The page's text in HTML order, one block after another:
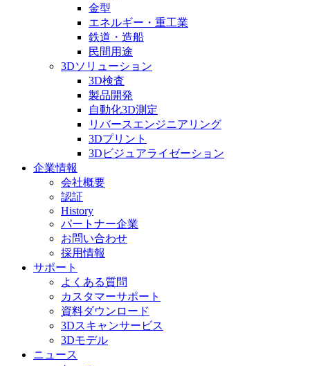
金型
エネルギー・重工業
鉄道・造船
民間用途
3Dソリューション
3D検査
製品開発
自動化3D測定
リバースエンジニアリング
3Dプリント
3Dビジュアライゼーション
企業情報
会社概要
認証
History
パートナー企業
お問い合わせ
採用情報
サポート
よくある質問
カスタマーサポート
資料ダウンロード
3Dスキャンサービス
3Dモデル
ニュース